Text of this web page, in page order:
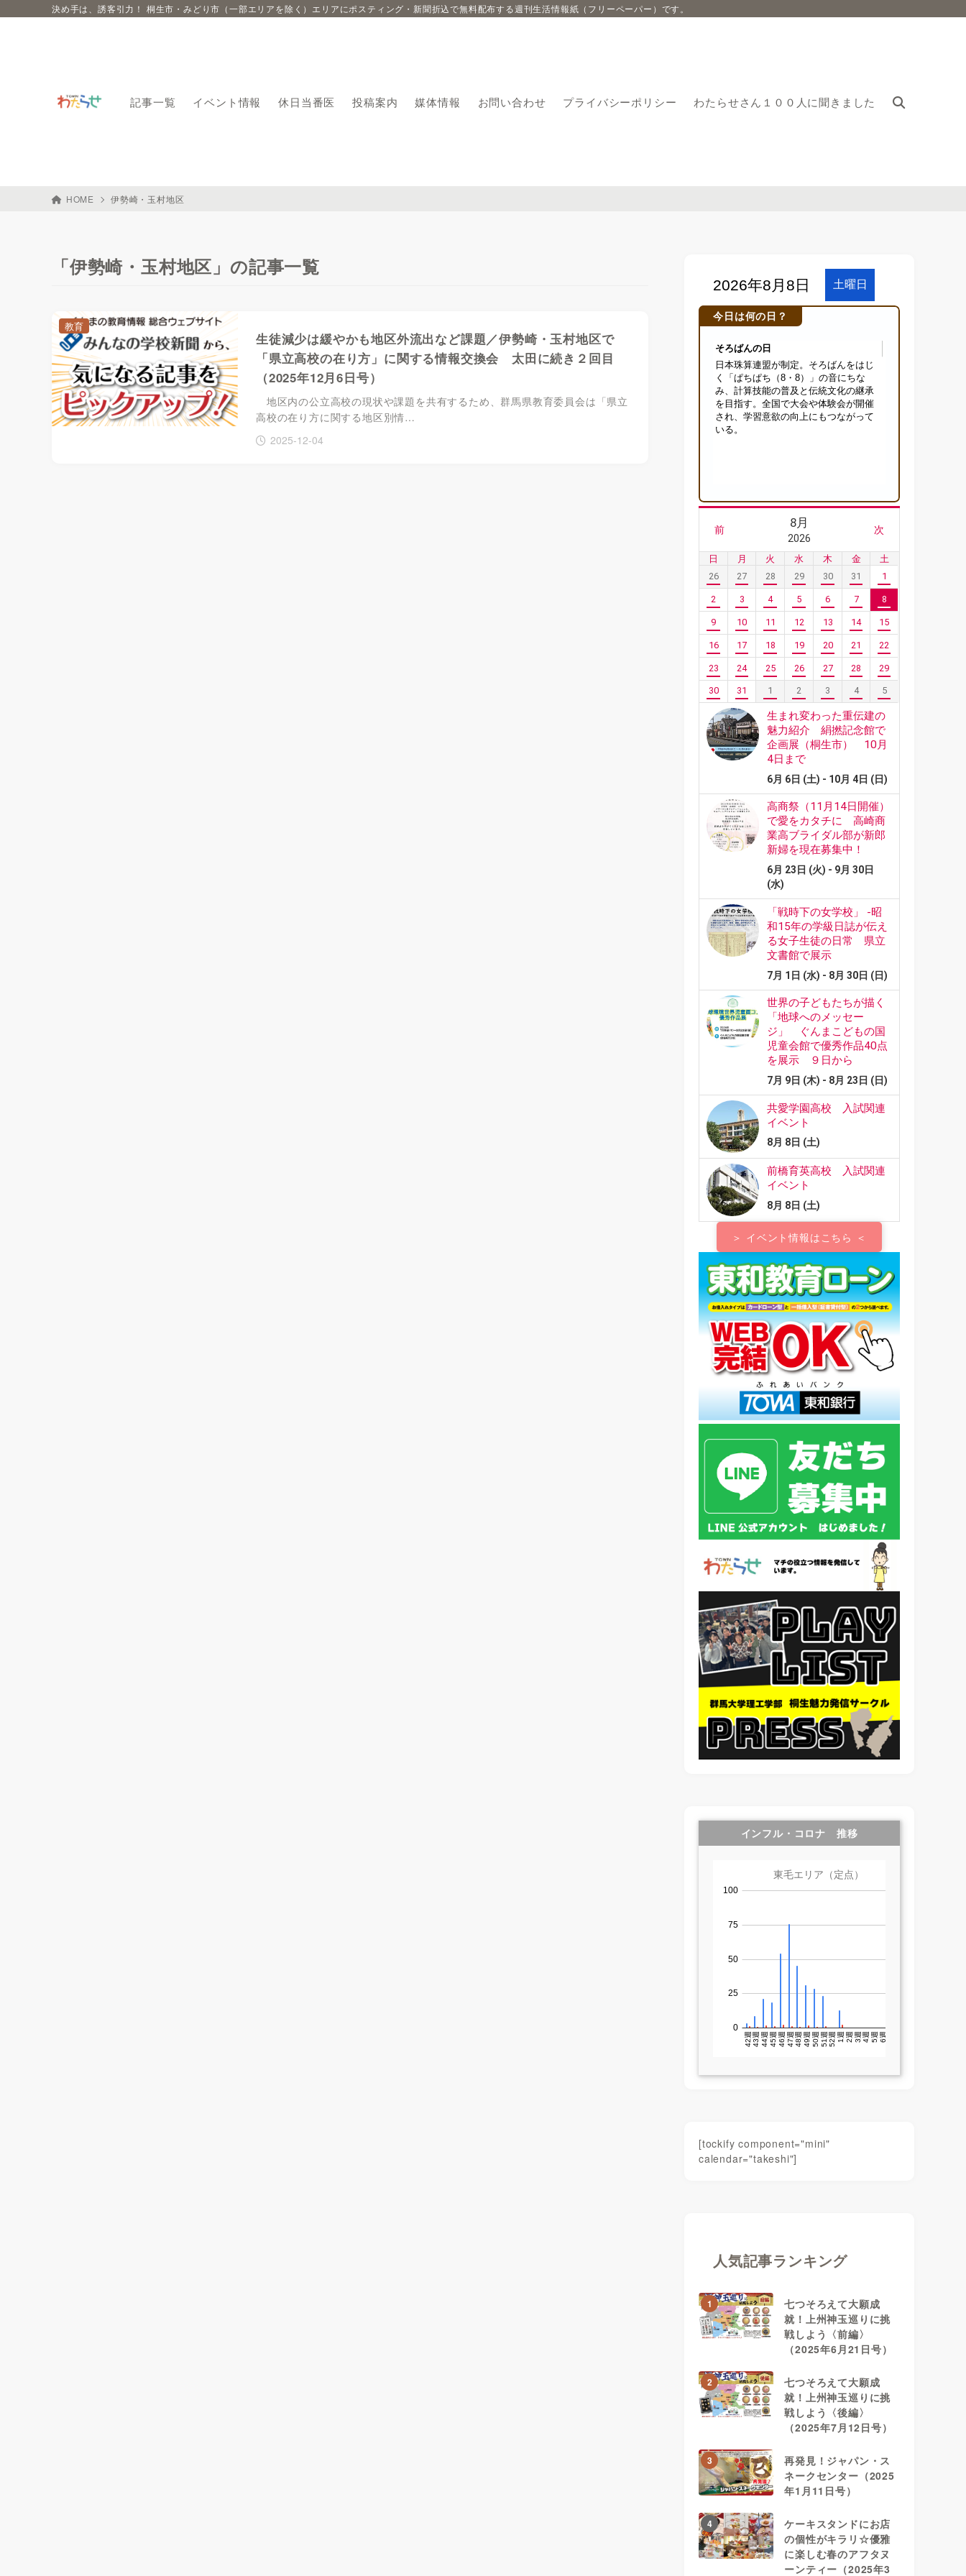
決め手は、誘客引力！ 桐生市・みどり市（一部エリアを除く）エリアにポスティング・新聞折込で無料配布する週刊生活情報紙（フリーペーパー）です。
記事一覧 イベント情報 休日当番医 投稿案内 媒体情報 お問い合わせ プライバシーポリシー わたらせさん１００人に聞きました
HOME 伊勢崎・玉村地区
「伊勢崎・玉村地区」の記事一覧
生徒減少は緩やかも地区外流出など課題／伊勢崎・玉村地区で
「県立高校の在り方」に関する情報交換会 太田に続き２回目
（2025年12月6日号）
地区内の公立高校の現状や課題を共有するため、群馬県教育委員会は「県立
高校の在り方に関する地区別情…
2025-12-04
教育
今日は何の日？
＞ イベント情報はこちら ＜
インフル・コロナ 推移
[tockify component="mini"
calendar="takeshi"]
人気記事ランキング
1
七つそろえて大願成
就！上州神玉巡りに挑
戦しよう〈前編〉
（2025年6月21日号）
2
七つそろえて大願成
就！上州神玉巡りに挑
戦しよう〈後編〉
（2025年7月12日号）
3
再発見！ジャパン・ス
ネークセンター（2025
年1月11日号）
4
ケーキスタンドにお店
の個性がキラリ☆優雅
に楽しむ春のアフタヌ
ーンティー（2025年3